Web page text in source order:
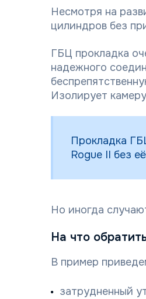
Несмотря на
цилиндров без
ГБЦ прокладка
надежного
Изолирует
Прокладка
Rogue II без
Но иногда
На что
В пример
затрудненный